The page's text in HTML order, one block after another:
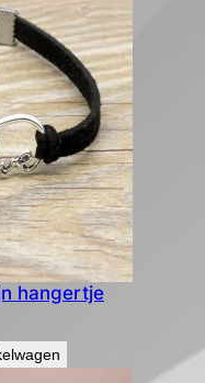
hangertje